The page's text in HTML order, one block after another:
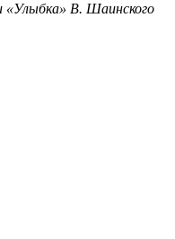
«Улыбка» В. Шаинского